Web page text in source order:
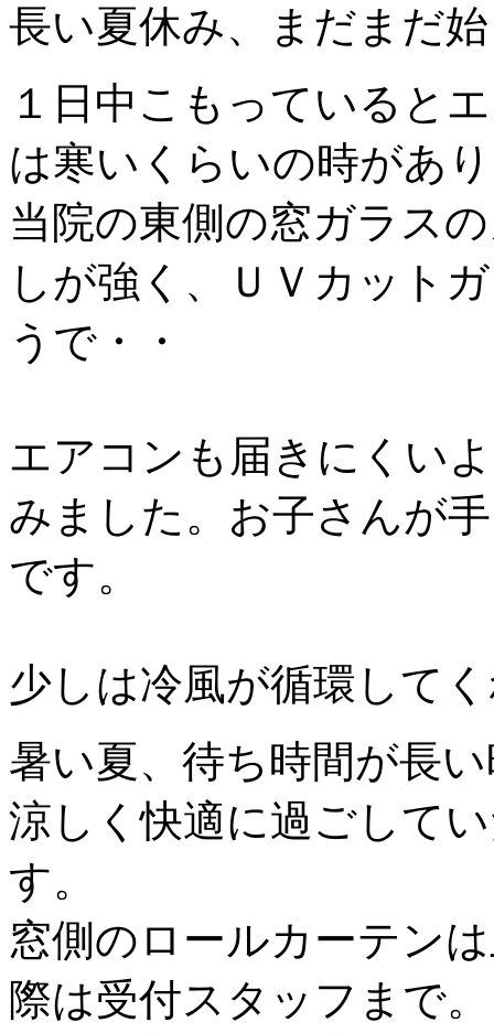
長い夏休み、まだまだ
１日中こもっていると
は寒いくらいの時があ
当院の東側の窓ガラス
しが強く、ＵＶカット
うで・・
エアコンも届きにくい
みました。お子さんが
です。
少しは冷風が循環して
暑い夏、待ち時間が長
涼しく快適に過ごして
す。
窓側のロールカーテン
際は受付スタッフまで。